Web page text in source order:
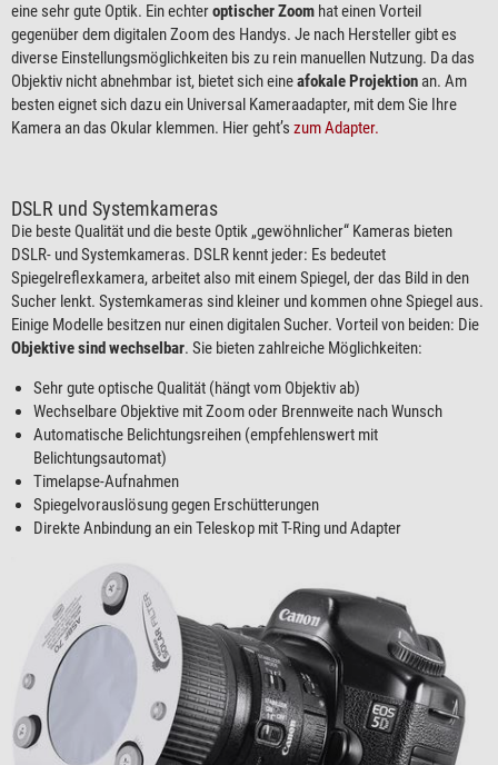
eine sehr gute Optik. Ein echteroptischer Zoom hat einen Vorteil
gegenüber dem digitalen Zoom des Handys. Je nach Hersteller gibt es
diverse Einstellungsmöglichkeiten bis zu rein manuellen Nutzung. Da das
Objektiv nicht abnehmbar ist, bietet sich eineafokale Projektion an. Am
besten eignet sich dazu ein Universal Kameraadapter, mit dem Sie Ihre
Kamera an das Okular klemmen. Hier geht’s zum Adapter.
DSLR und Systemkameras
Die beste Qualität und die beste Optik „gewöhnlicher“ Kameras bieten
DSLR- und Systemkameras. DSLR kennt jeder: Es bedeutet
Spiegelreflexkamera, arbeitet also mit einem Spiegel, der das Bild in den
Sucher lenkt. Systemkameras sind kleiner und kommen ohne Spiegel aus.
Einige Modelle besitzen nur einen digitalen Sucher. Vorteil von beiden: Die
Objektive sind wechselbar. Sie bieten zahlreiche Möglichkeiten:
Sehr gute optische Qualität (hängt vom Objektiv ab)
Wechselbare Objektive mit Zoom oder Brennweite nach Wunsch
Automatische Belichtungsreihen (empfehlenswert mit
Belichtungsautomat)
Timelapse-Aufnahmen
Spiegelvorauslösung gegen Erschütterungen
Direkte Anbindung an ein Teleskop mit T-Ring und Adapter